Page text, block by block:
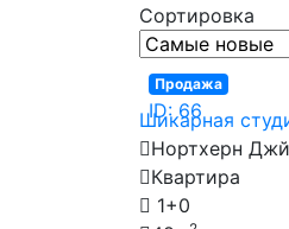
Сортировка
Продажа
ID: 66
Шикарная
Нортхерн
Квартира
1+0